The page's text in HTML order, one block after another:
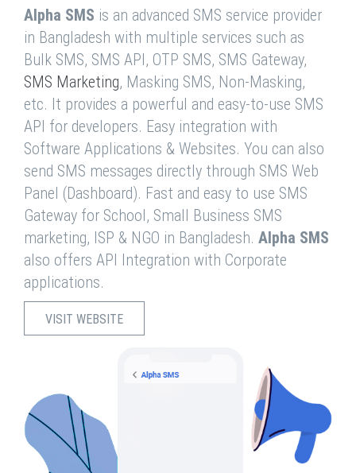
Alpha SMS is an advanced SMS service provider
in Bangladesh with multiple services such as
Bulk SMS, SMS API, OTP SMS, SMS Gateway,
SMS Marketing, Masking SMS, Non-Masking,
etc. It provides a powerful and easy-to-use SMS
API for developers. Easy integration with
Software Applications & Websites. You can also
send SMS messages directly through SMS Web
Panel (Dashboard). Fast and easy to use SMS
Gateway for School, Small Business SMS
marketing, ISP & NGO in Bangladesh. Alpha SMS
also offers API Integration with Corporate
applications.
VISIT WEBSITE